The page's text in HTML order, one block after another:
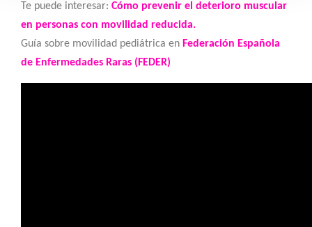
Te puede interesar: Cómo prevenir el deterioro muscular
en personas con movilidad reducida.
Guía sobre movilidad pediátrica en Federación Española
de Enfermedades Raras (FEDER)